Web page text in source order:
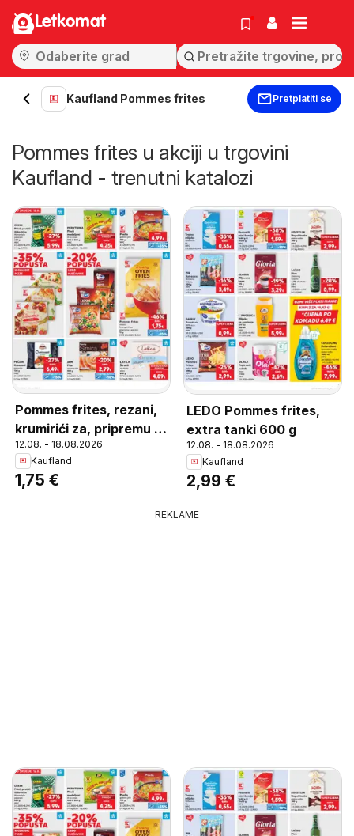
Letkomat
Kaufland Pommes frites Pretplatiti se
Pommes frites u akciji u trgovini
Kaufland - trenutni katalozi
Pommes frites, rezani,
krumirići za, pripremu u
pećnici, 1 kg
12.08. - 18.08.2026
Kaufland
1,75 €
LEDO Pommes frites,
extra tanki 600 g
12.08. - 18.08.2026
Kaufland
2,99 €
REKLAME